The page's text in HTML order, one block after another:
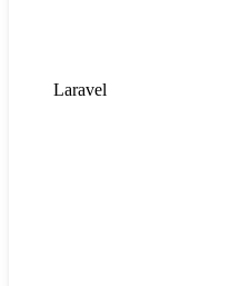
Laravel